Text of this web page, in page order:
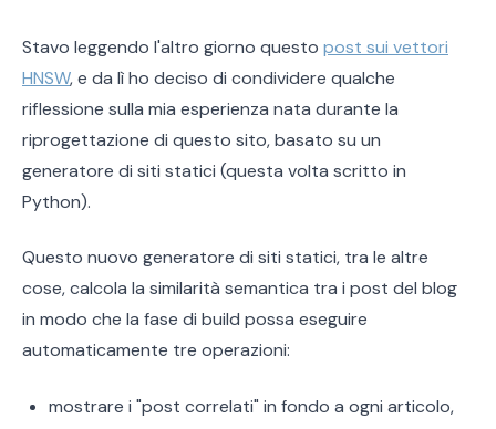
Stavo leggendo l'altro giorno questo post sui vettori
HNSW, e da lì ho deciso di condividere qualche
riflessione sulla mia esperienza nata durante la
riprogettazione di questo sito, basato su un
generatore di siti statici (questa volta scritto in
Python).
Questo nuovo generatore di siti statici, tra le altre
cose, calcola la similarità semantica tra i post del blog
in modo che la fase di build possa eseguire
automaticamente tre operazioni:
mostrare i "post correlati" in fondo a ogni articolo,